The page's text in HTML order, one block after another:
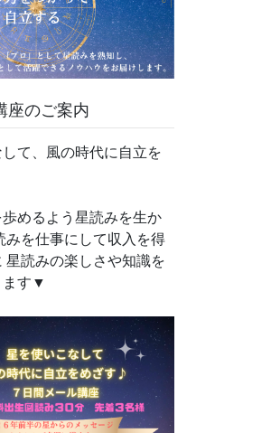
座のご案内
て、風の時代に自立を
めるよう星読みを生か
みを仕事にして収入を得
星読みの楽しさや知識を
ます▼